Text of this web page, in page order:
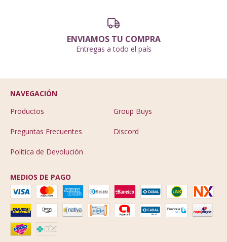
ENVIAMOS TU COMPRA
Entregas a todo el país
NAVEGACIÓN
Productos
Group Buys
Preguntas Frecuentes Discord
Política de Devolución
MEDIOS DE PAGO